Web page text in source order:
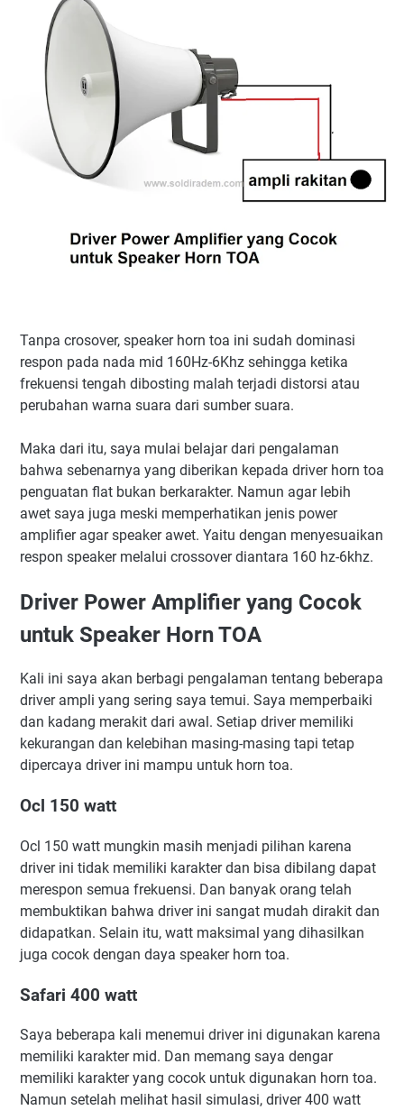
Tanpa crosover, speaker horn toa ini sudah dominasi
respon pada nada mid 160Hz-6Khz sehingga ketika
frekuensi tengah dibosting malah terjadi distorsi atau
perubahan warna suara dari sumber suara.
Maka dari itu, saya mulai belajar dari pengalaman
bahwa sebenarnya yang diberikan kepada driver horn toa
penguatan flat bukan berkarakter. Namun agar lebih
awet saya juga meski memperhatikan jenis power
amplifier agar speaker awet. Yaitu dengan menyesuaikan
respon speaker melalui crossover diantara 160 hz-6khz.
Driver Power Amplifier yang Cocok
untuk Speaker Horn TOA
Kali ini saya akan berbagi pengalaman tentang beberapa
driver ampli yang sering saya temui. Saya memperbaiki
dan kadang merakit dari awal. Setiap driver memiliki
kekurangan dan kelebihan masing-masing tapi tetap
dipercaya driver ini mampu untuk horn toa.
Ocl 150 watt
Ocl 150 watt mungkin masih menjadi pilihan karena
driver ini tidak memiliki karakter dan bisa dibilang dapat
merespon semua frekuensi. Dan banyak orang telah
membuktikan bahwa driver ini sangat mudah dirakit dan
didapatkan. Selain itu, watt maksimal yang dihasilkan
juga cocok dengan daya speaker horn toa.
Safari 400 watt
Saya beberapa kali menemui driver ini digunakan karena
memiliki karakter mid. Dan memang saya dengar
memiliki karakter yang cocok untuk digunakan horn toa.
Namun setelah melihat hasil simulasi, driver 400 watt